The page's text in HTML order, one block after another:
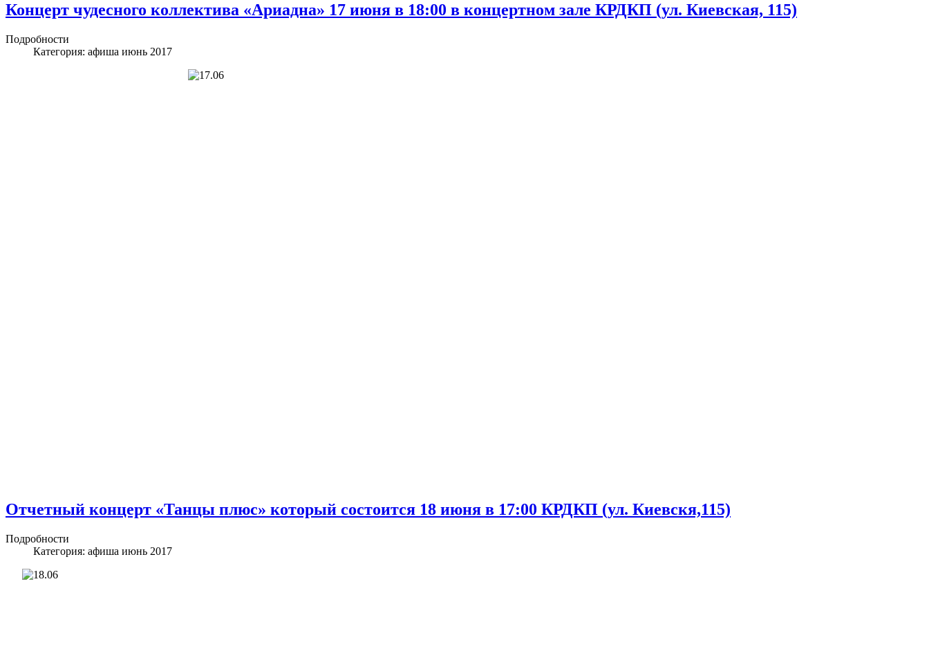
Концерт чудесного коллектива «Ариадна» 17 июня в 18:00 в концертном зале КРДКП (ул. Киевская, 115)
Подробности
Категория: афиша июнь 2017
Отчетный концерт «Танцы плюс» который состоится 18 июня в 17:00 КРДКП (ул. Киевскя,115)
Подробности
Категория: афиша июнь 2017